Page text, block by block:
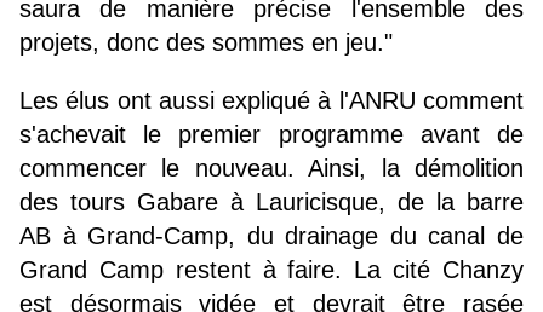
saura de manière précise l'ensemble des
projets, donc des sommes en jeu."
Les élus ont aussi expliqué à l'ANRU comment
s'achevait le premier programme avant de
commencer le nouveau. Ainsi, la démolition
des tours Gabare à Lauricisque, de la barre
AB à Grand-Camp, du drainage du canal de
Grand Camp restent à faire. La cité Chanzy
est désormais vidée et devrait être rasée